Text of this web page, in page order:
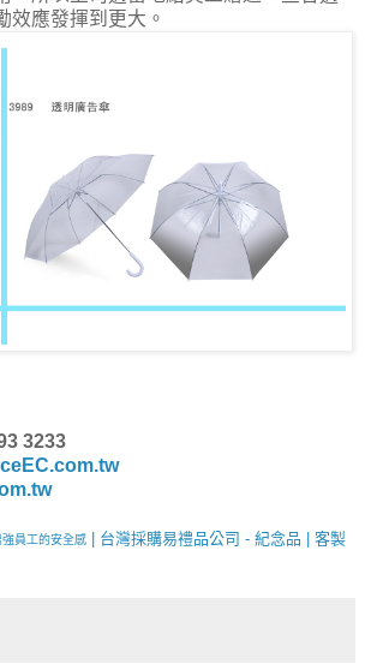
效應發揮到更大。
3233
員工的安全感 | 台灣採購易禮品公司 - 紀念品 | 客製